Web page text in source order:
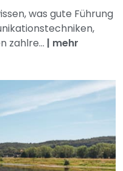
was gute Führung
zahlre... | mehr